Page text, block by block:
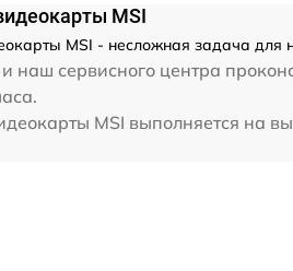
MSI
MSI - несложная задача для
наш сервисного центра
MSI выполняется на